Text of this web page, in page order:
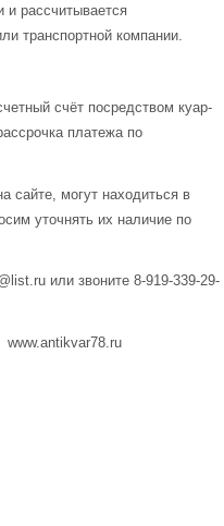
и рассчитывается
транспортной компании.
счёт посредством куар-
платежа по
сайте, могут находиться в
уточнять их наличие по
или звоните 8-919-339-29-